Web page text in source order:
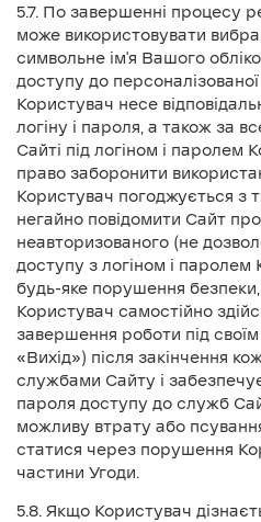
5.7. По завершенні процесу
може використовувати
символьне ім'я Вашого
доступу до
Користувач несе
логіну і пароля, а також за
Сайті під логіном і паролем
право заборонити
Користувач погоджується з
негайно повідомити Сайт
неавторизованого (не
доступу з логіном і
будь-яке порушення
Користувач самостійно
завершення роботи під
«Вихід») після закінчення
службами Сайту і
пароля доступу до служб
можливу втрату або
статися через порушення
частини Угоди.
5.8. Якщо Користувач